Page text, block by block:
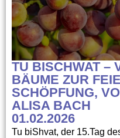
TU BISCHWAT –
BÄUME ZUR
SCHÖPFUNG,
ALISA BACH
01.02.2026
Tu biShvat, der 15.Tag